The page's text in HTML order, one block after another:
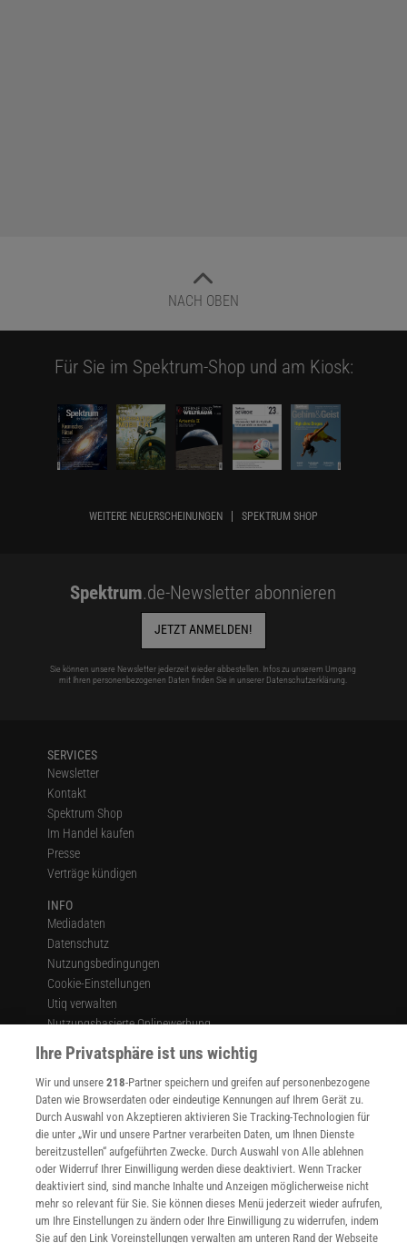
NACH OBEN
Für Sie im Spektrum-Shop und am Kiosk:
WEITERE NEUERSCHEINUNGEN SPEKTRUM SHOP
Spektrum.de-Newsletter abonnieren
JETZT ANMELDEN!
Sie können unsere Newsletter jederzeit wieder abbestellen. Infos zu unserem Umgang
mit Ihren personenbezogenen Daten finden Sie in unserer Datenschutzerklärung
SERVICES
Newsletter
Kontakt
Spektrum Shop
Im Handel kaufen
Presse
Verträge kündigen
INFO
Mediadaten
Datenschutz
Nutzungsbedingungen
Cookie-Einstellungen
Utiq verwalten
Nutzungsbasierte Onlinewerbung
Alle Artikel
Impressum
WEITERE ANGEBOTE
Angebote für Schulen
Angebote für Institutionen
Sprachen lernen mit Gymglish
Lexika
Für Spektrum schreiben
Zugänglichkeitserklärung
Ihre Privatsphäre ist uns wichtig
Wir und unsere218-Partner speichern und greifen auf personenbezogene
Daten wie Browserdaten oder eindeutige Kennungen auf Ihrem Gerät zu.
Durch Auswahl von Akzeptieren aktivieren Sie Tracking-Technologien für
die unter „Wir und unsere Partner verarbeiten Daten, um Ihnen Dienste
bereitzustellen“ aufgeführten Zwecke. Durch Auswahl von Alle ablehnen
oder Widerruf Ihrer Einwilligung werden diese deaktiviert. Wenn Tracker
deaktiviert sind, sind manche Inhalte und Anzeigen möglicherweise nicht
mehr so relevant für Sie. Sie können dieses Menü jederzeit wieder aufrufen,
um Ihre Einstellungen zu ändern oder Ihre Einwilligung zu widerrufen, indem
Sie auf den Link Voreinstellungen verwalten am unteren Rand der Webseite